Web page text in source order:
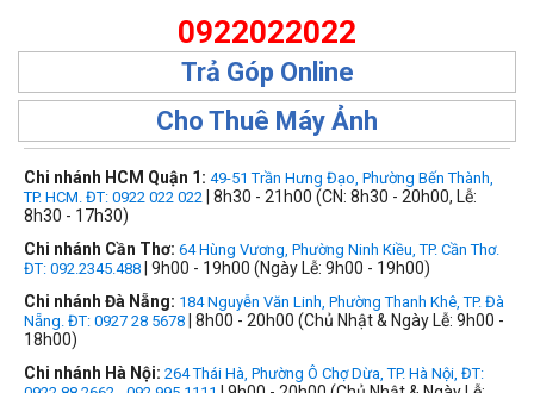
0922022022
Trả Góp Online
Cho Thuê Máy Ảnh
Chi nhánh HCM Quận 1: 49-51 Trần Hưng Đạo, Phường Bến Thành,
TP. HCM. ĐT: 0922 022 022 | 8h30 - 21h00 (CN: 8h30 - 20h00, Lễ:
8h30 - 17h30)
Chi nhánh Cần Thơ: 64 Hùng Vương, Phường Ninh Kiều, TP. Cần Thơ.
ĐT: 092.2345.488 | 9h00 - 19h00 (Ngày Lễ: 9h00 - 19h00)
Chi nhánh Đà Nẵng: 184 Nguyễn Văn Linh, Phường Thanh Khê, TP. Đà
Nẵng. ĐT: 0927 28 5678 | 8h00 - 20h00 (Chủ Nhật & Ngày Lễ: 9h00 -
18h00)
Chi nhánh Hà Nội: 264 Thái Hà, Phường Ô Chợ Dừa, TP. Hà Nội, ĐT: